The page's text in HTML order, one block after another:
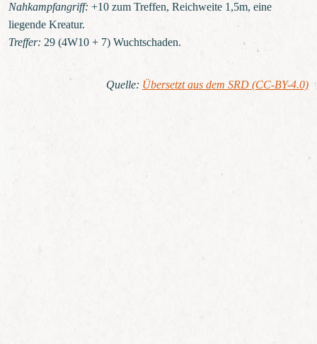
Nahkampfangriff: +10 zum Treffen, Reichweite 1,5m, eine
liegende Kreatur.
Treffer: 29 (4W10 + 7) Wuchtschaden.
Quelle: Übersetzt aus dem SRD (CC-BY-4.0)